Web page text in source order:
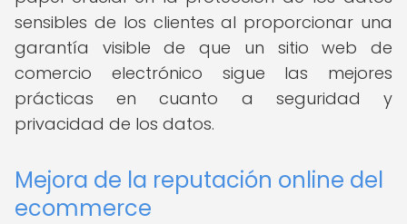
sensibles de los clientes al proporcionar una
garantía visible de que un sitio web de
comercio electrónico sigue las mejores
prácticas en cuanto a seguridad y
privacidad de los datos.
Mejora de la reputación online del
ecommerce